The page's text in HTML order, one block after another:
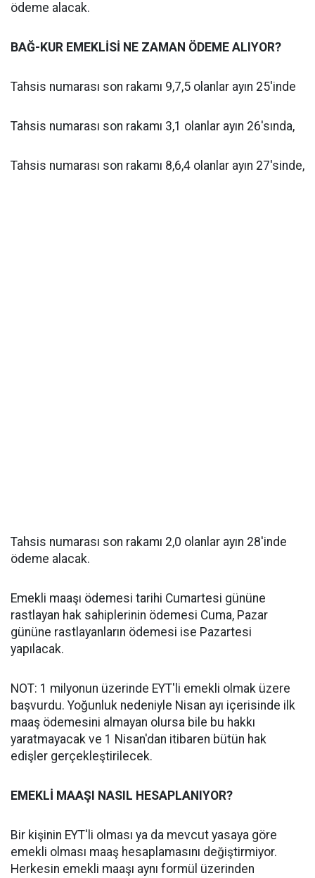
ödeme alacak.
BAĞ-KUR EMEKLİSİ NE ZAMAN ÖDEME ALIYOR?
Tahsis numarası son rakamı 9,7,5 olanlar ayın 25'inde
Tahsis numarası son rakamı 3,1 olanlar ayın 26'sında,
Tahsis numarası son rakamı 8,6,4 olanlar ayın 27'sinde,
Tahsis numarası son rakamı 2,0 olanlar ayın 28'inde
ödeme alacak.
Emekli maaşı ödemesi tarihi Cumartesi gününe
rastlayan hak sahiplerinin ödemesi Cuma, Pazar
gününe rastlayanların ödemesi ise Pazartesi
yapılacak.
NOT: 1 milyonun üzerinde EYT'li emekli olmak üzere
başvurdu. Yoğunluk nedeniyle Nisan ayı içerisinde ilk
maaş ödemesini almayan olursa bile bu hakkı
yaratmayacak ve 1 Nisan'dan itibaren bütün hak
edişler gerçekleştirilecek.
EMEKLİ MAAŞI NASIL HESAPLANIYOR?
Bir kişinin EYT'li olması ya da mevcut yasaya göre
emekli olması maaş hesaplamasını değiştirmiyor.
Herkesin emekli maaşı aynı formül üzerinden